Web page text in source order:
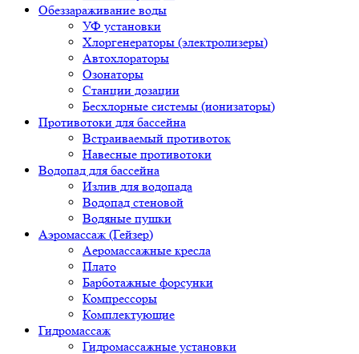
Обеззараживание воды
УФ установки
Хлоргенераторы (электролизеры)
Автохлораторы
Озонаторы
Станции дозации
Бесхлорные системы (ионизаторы)
Противотоки для бассейна
Встраиваемый противоток
Навесные противотоки
Водопад для бассейна
Излив для водопада
Водопад стеновой
Водяные пушки
Аэромассаж (Гейзер)
Аеромассажные кресла
Плато
Барботажные форсунки
Компрессоры
Комплектующие
Гидромассаж
Гидромассажные установки